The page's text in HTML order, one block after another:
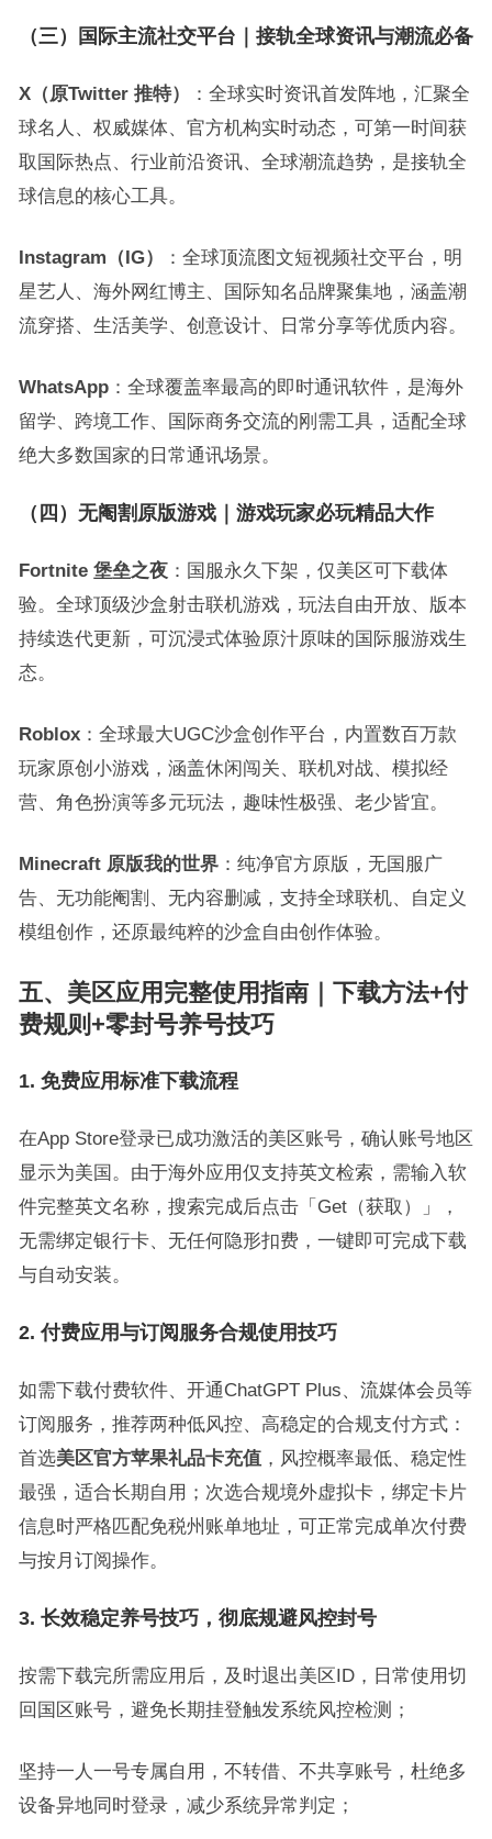
（三）国际主流社交平台｜接轨全球资讯与潮流必备
X（原Twitter 推特）
：全球实时资讯首发阵地，汇聚全
球名人、权威媒体、官方机构实时动态，可第一时间获
取国际热点、行业前沿资讯、全球潮流趋势，是接轨全
球信息的核心工具。
Instagram（IG）
：全球顶流图文短视频社交平台，明
星艺人、海外网红博主、国际知名品牌聚集地，涵盖潮
流穿搭、生活美学、创意设计、日常分享等优质内容。
WhatsApp：全球覆盖率最高的即时通讯软件，是海外
留学、跨境工作、国际商务交流的刚需工具，适配全球
绝大多数国家的日常通讯场景。
（四）无阉割原版游戏｜游戏玩家必玩精品大作
Fortnite 堡垒之夜：国服永久下架，仅美区可下载体
验。全球顶级沙盒射击联机游戏，玩法自由开放、版本
持续迭代更新，可沉浸式体验原汁原味的国际服游戏生
态。
Roblox：全球最大UGC沙盒创作平台，内置数百万款
玩家原创小游戏，涵盖休闲闯关、联机对战、模拟经
营、角色扮演等多元玩法，趣味性极强、老少皆宜。
Minecraft 原版我的世界：纯净官方原版，无国服广
告、无功能阉割、无内容删减，支持全球联机、自定义
模组创作，还原最纯粹的沙盒自由创作体验。
五、美区应用完整使用指南｜下载方法+付
费规则+零封号养号技巧
1. 免费应用标准下载流程
在App Store登录已成功激活的美区账号，确认账号地区
显示为美国。由于海外应用仅支持英文检索，需输入软
件完整英文名称，搜索完成后点击「Get（获取）」，
无需绑定银行卡、无任何隐形扣费，一键即可完成下载
与自动安装。
2. 付费应用与订阅服务合规使用技巧
如需下载付费软件、开通ChatGPT Plus、流媒体会员等
订阅服务，推荐两种低风控、高稳定的合规支付方式：
首选美区官方苹果礼品卡充值，风控概率最低、稳定性
最强，适合长期自用；次选合规境外虚拟卡，绑定卡片
信息时严格匹配免税州账单地址，可正常完成单次付费
与按月订阅操作。
3. 长效稳定养号技巧，彻底规避风控封号
按需下载完所需应用后，及时退出美区ID，日常使用切
回国区账号，避免长期挂登触发系统风控检测；
坚持一人一号专属自用，不转借、不共享账号，杜绝多
设备异地同时登录，减少系统异常判定；